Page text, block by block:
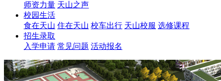
师资力量 天山之声
校园生活
食在天山 住在天山 校车出行 天山校服 选修课程
招生录取
入学申请 常见问题 活动报名